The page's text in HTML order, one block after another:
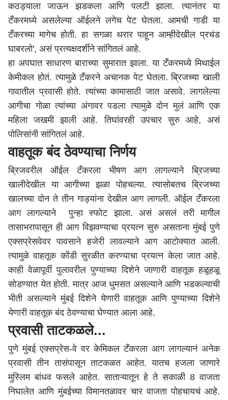
कठड्याला जाऊन झडकला आणि पलटी झाला. त्यानंतर या
टँकरमध्ये असलेल्या ऑईलने लगेच पेट घेतला. आमची गाडी या
टँकरच्या मागेच होती. हा सगळा थरार पाहून आम्हीदेखील प्रचंड
घाबरलो', असं प्रत्यक्षदर्शीने सांगितलं आहे.
हा अपघात साधारण बाराच्या सुमारात झाला. या टँकरमध्ये मिथाईल
केमीकल होतं. त्यामुळे टँकरने अचानक पेट घेतला. ब्रिजच्या खाली
गावातील प्रवासी होते. त्यांच्या कामासाठी जात असावे. लागलेल्या
आगीचा गोळा त्यांच्या अंगावर पडला त्यामुळे दोन मुलं आणि एक
महिला जखमी झाली आहे. तिघांवरही उपचार सुरु आहे, असं
पोलिसांनी सांगितलं आहे.
वाहतूक बंद ठेवण्याचा निर्णय
ब्रिजवरील ऑईल टँकरला भीषण आग लागल्याने ब्रिजच्या
खालीदेखील या आगीच्या झळा पोहचल्या. त्यासोबतच ब्रिजच्या
खालच्या दोन ते तीन गाड्यांना देखील आग लागली. ऑईल टँकरला
आग लागल्याने पुन्हा स्फोट झाला. असं असलं तरी मागील
तासाभरापासून ही आग विझवण्याचा प्रयत्न सुरु असताना मुंबई पुणे
एक्सप्रेसवेवर पावसाने हजेरी लावल्याने आग आटोक्यात आली.
त्यामुळे वाहतूक कोंडी सुरळीत करण्याचा प्रयत्न केला जात आहे.
काही वेळापूर्वी पुलावरील पुण्याच्या दिशेने जाणारी वाहतूक हळूहळू
सोडण्यात येत होती. मात्र आज धुमसत असल्याने आणि भडकल्याची
भीती असल्याने मुंबई दिशेने येणारी वाहतूक आणि पुण्याच्या दिशेने
येणारी वाहतूक बंद ठेवण्याचा घेण्यात आला आहे.
प्रवासी ताटकळले...
पुणेमुंबई एक्सप्रेस-वे वर केमिकल टँकरला आग लागल्यानं अनेक
प्रवासी तीन तासंपासून ताटकळत आहेत. यातच हजला जाणारे
मुस्लिम बांधव फसले आहेत. साताऱ्यातून हे ते सकाळी 8 वाजता
निघालेत आणि मुंबईच्या विमानतळावर चार वाजता पोहचायचं आहे.